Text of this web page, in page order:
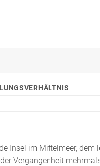
Insel im Mittelmeer, dem
Vergangenheit